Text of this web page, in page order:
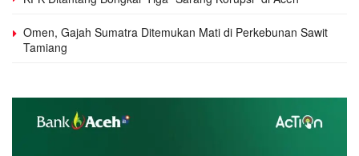
Omen, Gajah Sumatra Ditemukan Mati di Perkebunan Sawit
Tamiang